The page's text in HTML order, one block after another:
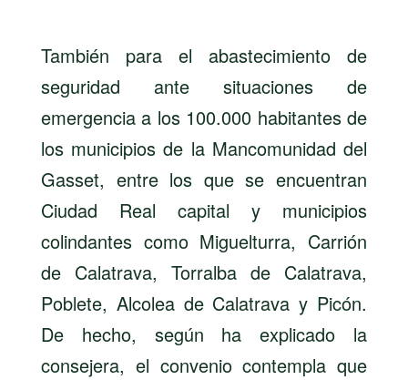
También para el abastecimiento de
seguridad ante situaciones de
emergencia a los 100.000 habitantes de
los municipios de la Mancomunidad del
Gasset, entre los que se encuentran
Ciudad Real capital y municipios
colindantes como Miguelturra, Carrión
de Calatrava, Torralba de Calatrava,
Poblete, Alcolea de Calatrava y Picón.
De hecho, según ha explicado la
consejera, el convenio contempla que